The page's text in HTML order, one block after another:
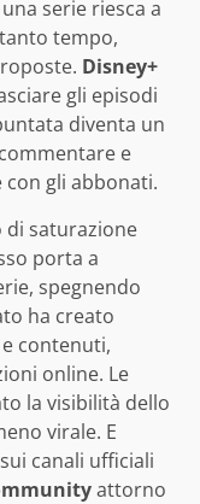
serie riesca a
tempo,
Disney+
gli episodi
diventa un
e
gli abbonati.
di saturazione
porta a
spegnendo
ha creato
contenuti,
online. Le
la visibilità dello
virale. E
canali ufficiali
attorno